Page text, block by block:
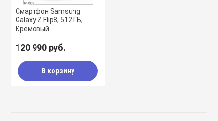
Смартфон Samsung
Galaxy Z Flip8, 512 ГБ,
Кремовый
120 990 руб.
В корзину